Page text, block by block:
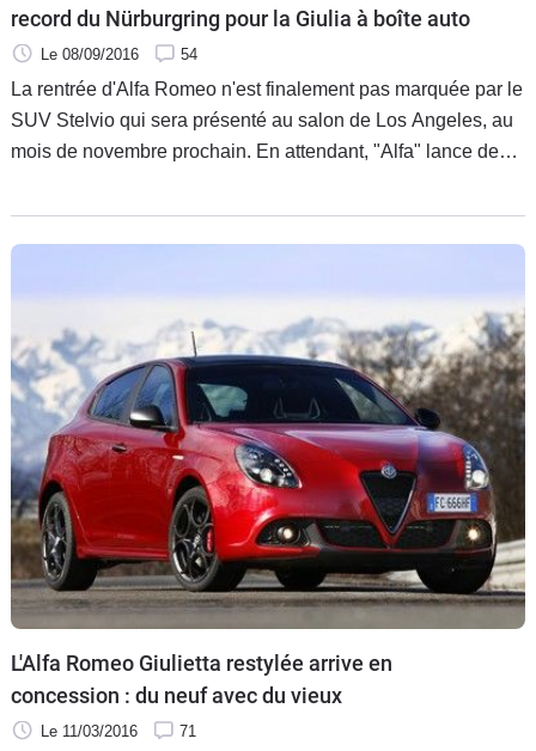
record du Nürburgring pour la Giulia à boîte auto
Le 08/09/2016 54
La rentrée d'Alfa Romeo n'est finalement pas marquée par le
SUV Stelvio qui sera présenté au salon de Los Angeles, au
mois de novembre prochain. En attendant, "Alfa" lance deux
automatique à huit rapports et un série spéciale Sportiva sur
la Giulietta. Signalons au passage que la Giulia a signé un
L'Alfa Romeo Giulietta restylée arrive en
concession : du neuf avec du vieux
Le 11/03/2016 71